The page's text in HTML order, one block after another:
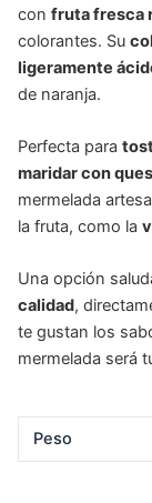
con fruta fresca
colorantes. Su
ligeramente
de naranja.
Perfecta para
maridar con
mermelada
la fruta, como la
Una opción
calidad,
te gustan los
mermelada será
Peso